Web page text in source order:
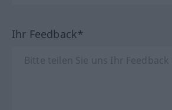
Ihr Feedback*